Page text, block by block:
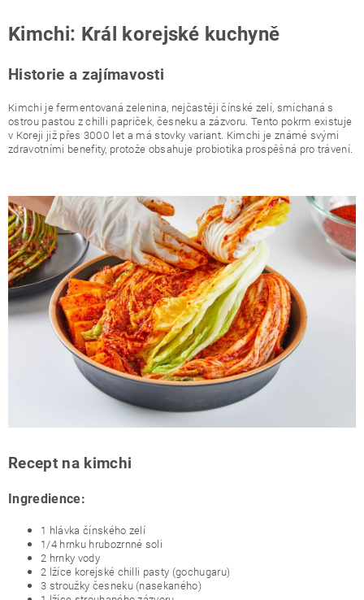
Kimchi: Král korejské kuchyně
Historie a zajímavosti
Kimchi je fermentovaná zelenina, nejčastěji čínské zelí, smíchaná s
ostrou pastou z chilli papriček, česneku a zázvoru. Tento pokrm existuje
v Koreji již přes 3000 let a má stovky variant. Kimchi je známé svými
zdravotními benefity, protože obsahuje probiotika prospěšná pro trávení.
Recept na kimchi
Ingredience:
1 hlávka čínského zelí
1/4 hrnku hrubozrnné soli
2 hrnky vody
2 lžíce korejské chilli pasty (gochugaru)
3 stroužky česneku (nasekaného)